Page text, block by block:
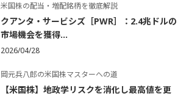
米国株の配当・増配銘柄を徹底解説
クアンタ・サービシズ［PWR］：2.4兆ドルの
市場機会を獲得...
2026/04/28
岡元兵八郎の米国株マスターへの道
【米国株】地政学リスクを消化し最高値を更